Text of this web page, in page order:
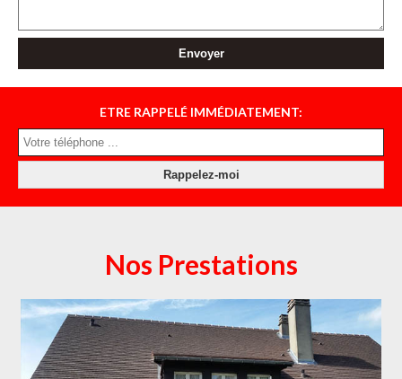
ETRE RAPPELÉ IMMÉDIATEMENT:
Nos Prestations